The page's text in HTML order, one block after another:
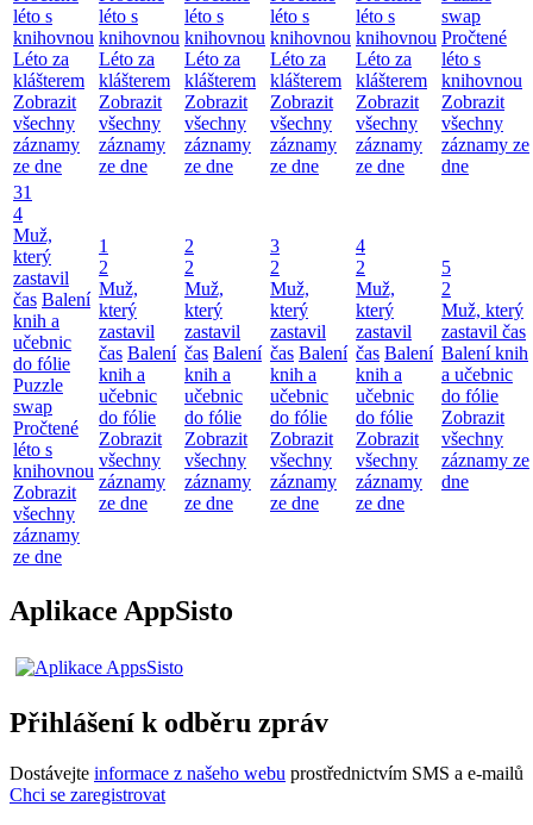
léto s
knihovnou
Léto za
klášterem
Zobrazit
všechny
záznamy
ze dne
léto s
knihovnou
Léto za
klášterem
Zobrazit
všechny
záznamy
ze dne
léto s
knihovnou
Léto za
klášterem
Zobrazit
všechny
záznamy
ze dne
léto s
knihovnou
Léto za
klášterem
Zobrazit
všechny
záznamy
ze dne
léto s
knihovnou
Léto za
klášterem
Zobrazit
všechny
záznamy
ze dne
swap
Pročtené
léto s
knihovnou
Zobrazit
všechny
záznamy ze
dne
31
4
Muž,
který
zastavil
čas Balení
knih a
učebnic
do fólie
Puzzle
swap
Pročtené
léto s
knihovnou
Zobrazit
všechny
záznamy
ze dne
1
2
Muž,
který
zastavil
čas Balení
knih a
učebnic
do fólie
Zobrazit
všechny
záznamy
ze dne
2
2
Muž,
který
zastavil
čas Balení
knih a
učebnic
do fólie
Zobrazit
všechny
záznamy
ze dne
3
2
Muž,
který
zastavil
čas Balení
knih a
učebnic
do fólie
Zobrazit
všechny
záznamy
ze dne
4
2
Muž,
který
zastavil
čas Balení
knih a
učebnic
do fólie
Zobrazit
všechny
záznamy
ze dne
5
2
Muž, který
zastavil čas
Balení knih
a učebnic
do fólie
Zobrazit
všechny
záznamy ze
dne
Aplikace AppSisto
Přihlášení k odběru zpráv
Dostávejte informace z našeho webu prostřednictvím SMS a e-mailů
Chci se zaregistrovat